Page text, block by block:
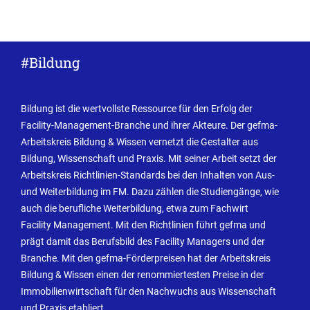
#Bildung
Bildung ist die wertvollste Ressource für den Erfolg der
Facility-Management-Branche und ihrer Akteure. Der gefma-
Arbeitskreis Bildung & Wissen vernetzt die Gestalter aus
Bildung, Wissenschaft und Praxis. Mit seiner Arbeit setzt der
Arbeitskreis Richtlinien-Standards bei den Inhalten von Aus-
und Weiterbildung im FM. Dazu zählen die Studiengänge, wie
auch die berufliche Weiterbildung, etwa zum Fachwirt
Facility Management. Mit den Richtlinien führt gefma und
prägt damit das Berufsbild des Facility Managers und der
Branche. Mit den gefma-Förderpreisen hat der Arbeitskreis
Bildung & Wissen einen der renommiertesten Preise in der
Immobilienwirtschaft für den Nachwuchs aus Wissenschaft
und Praxis etabliert.